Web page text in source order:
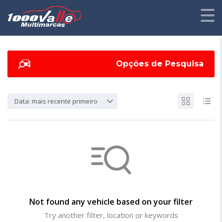
Opções de Pesquisa
Data: mais recente primeiro
Not found any vehicle based on your filter
Try another filter, location or keywords